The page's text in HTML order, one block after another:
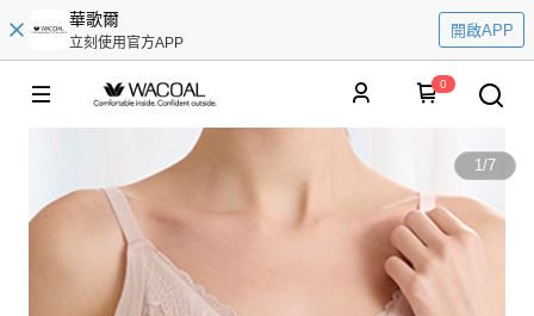
華歌爾
立刻使用官方APP
開啟APP
0
1/7